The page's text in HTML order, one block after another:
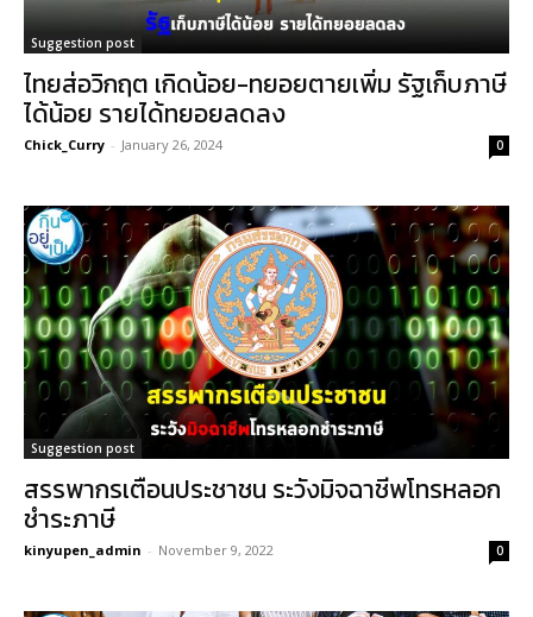
Suggestion post
ไทยส่อวิกฤต เกิดน้อย-ทยอยตายเพิ่ม รัฐเก็บภาษี
ได้น้อย รายได้ทยอยลดลง
Chick_Curry - January 26, 2024 0
Suggestion post
สรรพากรเตือนประชาชน ระวังมิจฉาชีพโทรหลอก
ชำระภาษี
kinyupen_admin - November 9, 2022 0